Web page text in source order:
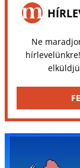
Ne